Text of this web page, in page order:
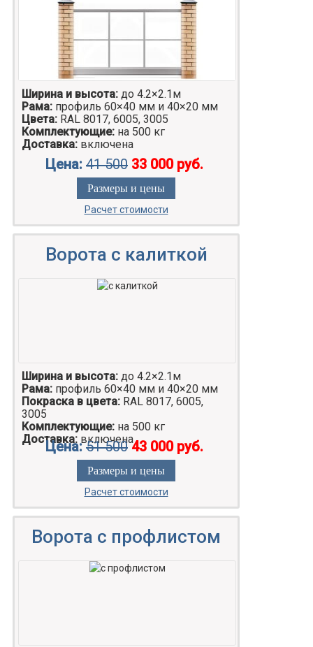
Ширина и высота: до 4.2×2.1м
Рама: профиль 60×40 мм и 40×20 мм
Цвета: RAL 8017, 6005, 3005
Комплектующие: на 500 кг
Доставка: включена
Цена: 41 500 33 000 руб.
Размеры и цены
Расчет стоимости
Ворота с калиткой
Ширина и высота: до 4.2×2.1м
Рама: профиль 60×40 мм и 40×20 мм
Покраска в цвета: RAL 8017, 6005,
3005
Комплектующие: на 500 кг
Доставка: включена
Цена:51 500 43 000 руб.
Размеры и цены
Расчет стоимости
Ворота с профлистом